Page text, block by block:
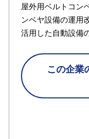
屋外用ベルトコン
ンベヤ設備の運用
活用した自動設備
この企業